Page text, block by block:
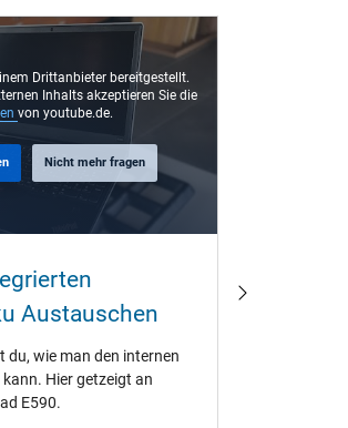
Drittanbieter bereitgestellt.
Inhalts akzeptieren Sie die
von youtube.de.
Nicht mehr fragen
Austauschen
du, wie man den internen
Hier getzeigt an
E590.